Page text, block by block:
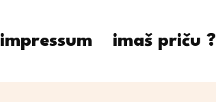
impressum imaš priču ?